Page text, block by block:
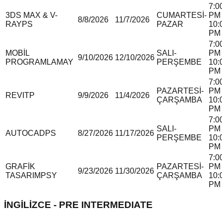
3DS MAX & V-
RAYPS
8/8/2026 11/7/2026
CUMARTESİ-
PAZAR
PM
PM
MOBİL
PROGRAMLAMAY
9/10/2026 12/10/2026
SALI-
PERŞEMBE
PM
PM
REVITP 9/9/2026 11/4/2026
PAZARTESİ-
ÇARŞAMBA
PM
PM
AUTOCADPS 8/27/2026 11/17/2026
SALI-
PERŞEMBE
PM
PM
GRAFİK
TASARIM PSY
9/23/2026 11/30/2026
PAZARTESİ-
ÇARŞAMBA
PM
PM
İNGİLİZCE - PRE INTERMEDIATE